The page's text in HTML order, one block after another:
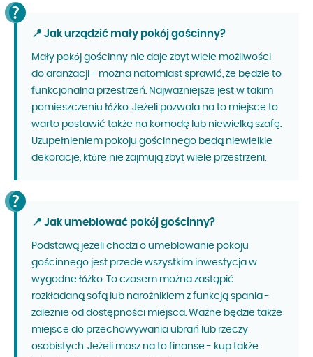
📍 Jak urządzić mały pokój gościnny?
Mały pokój gościnny nie daje zbyt wiele możliwości
do aranżacji - można natomiast sprawić, że będzie to
funkcjonalna przestrzeń. Najważniejsze jest w takim
pomieszczeniu łóżko. Jeżeli pozwala na to miejsce to
warto postawić także na komodę lub niewielką szafę.
Uzupełnieniem pokoju gościnnego będą niewielkie
dekoracje, które nie zajmują zbyt wiele przestrzeni.
📍 Jak umeblować pokój gościnny?
Podstawą jeżeli chodzi o umeblowanie pokoju
gościnnego jest przede wszystkim inwestycja w
wygodne łóżko. To czasem można zastąpić
rozkładaną sofą lub narożnikiem z funkcją spania -
zależnie od dostępności miejsca. Ważne będzie także
miejsce do przechowywania ubrań lub rzeczy
osobistych. Jeżeli masz na to finanse - kup także